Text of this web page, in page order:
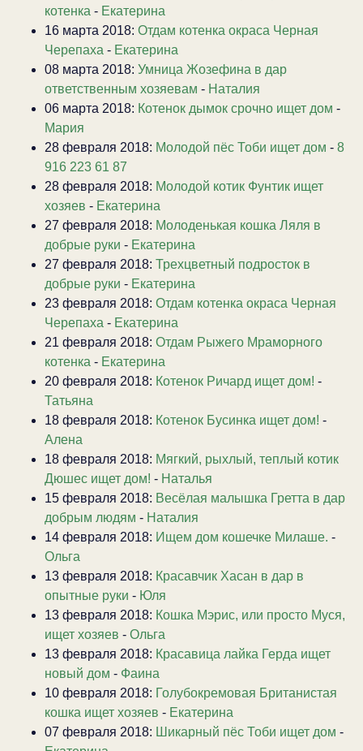
котенка - Екатерина
16 марта 2018: Отдам котенка окраса Черная
Черепаха - Екатерина
08 марта 2018: Умница Жозефина в дар
ответственным хозяевам - Наталия
06 марта 2018: Котенок дымок срочно ищет дом -
Мария
28 февраля 2018: Молодой пёс Тоби ищет дом - 8
916 223 61 87
28 февраля 2018: Молодой котик Фунтик ищет
хозяев - Екатерина
27 февраля 2018: Молоденькая кошка Ляля в
добрые руки - Екатерина
27 февраля 2018: Трехцветный подросток в
добрые руки - Екатерина
23 февраля 2018: Отдам котенка окраса Черная
Черепаха - Екатерина
21 февраля 2018: Отдам Рыжего Мраморного
котенка - Екатерина
20 февраля 2018: Котенок Ричард ищет дом! -
Татьяна
18 февраля 2018: Котенок Бусинка ищет дом! -
Алена
18 февраля 2018: Мягкий, рыхлый, теплый котик
Дюшес ищет дом! - Наталья
15 февраля 2018: Весёлая малышка Гретта в дар
добрым людям - Наталия
14 февраля 2018: Ищем дом кошечке Милаше. -
Ольга
13 февраля 2018: Красавчик Хасан в дар в
опытные руки - Юля
13 февраля 2018: Кошка Мэрис, или просто Муся,
ищет хозяев - Ольга
13 февраля 2018: Красавица лайка Герда ищет
новый дом - Фаина
10 февраля 2018: Голубокремовая Британистая
кошка ищет хозяев - Екатерина
07 февраля 2018: Шикарный пёс Тоби ищет дом -